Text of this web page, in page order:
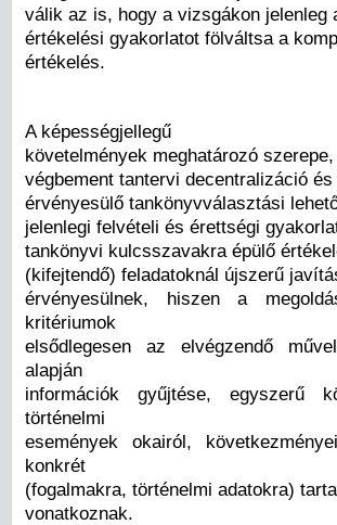
válik az is, hogy a vizsgákon jelenleg
értékelési gyakorlatot fölváltsa a
értékelés.
A képességjellegű
követelmények meghatározó
végbement tantervi decentralizáció
érvényesülő tankönyvválasztási
jelenlegi felvételi és érettségi
tankönyvi kulcsszavakra épülő
(kifejtendő) feladatoknál újszerű
érvényesülnek, hiszen a
kritériumok
elsődlegesen az elvégzendő
alapján
információk gyűjtése, egyszerű
történelmi
események okairól,
konkrét
(fogalmakra, történelmi adatokra)
vonatkoznak.